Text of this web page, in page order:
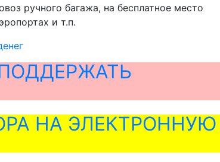
ручного багажа, на бесплатное место
и т.п.
НА ЭЛЕКТРОННУЮ